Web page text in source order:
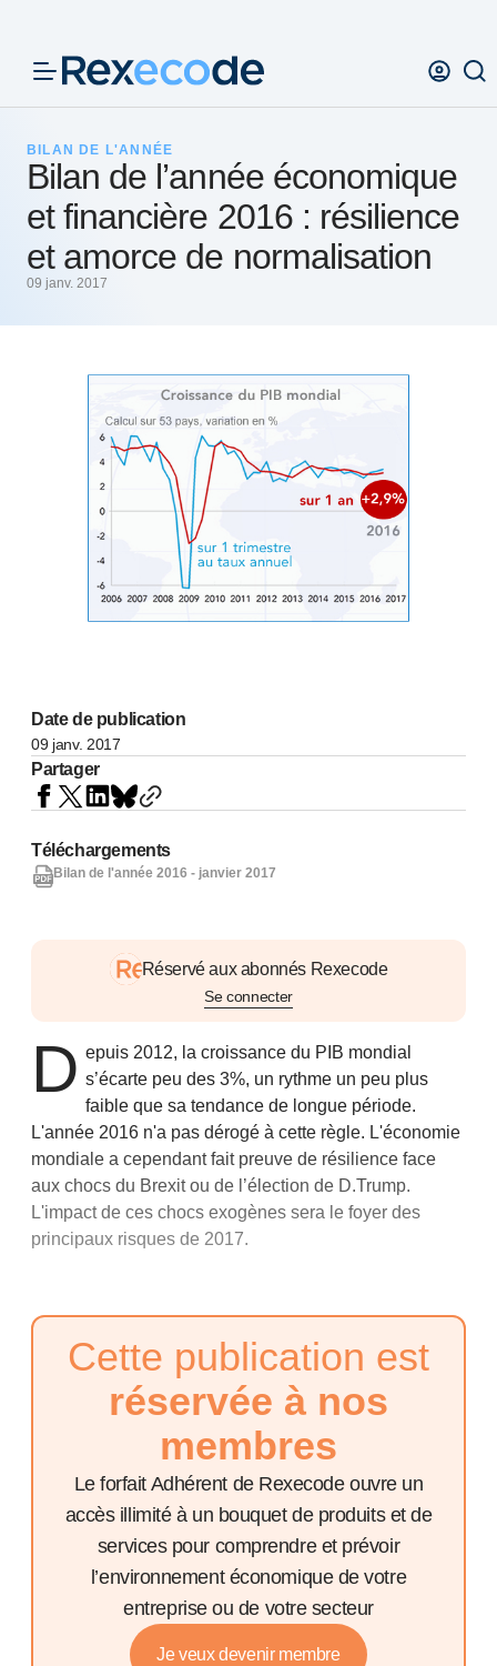
BILAN DE L'ANNÉE
Bilan de l’année économique
et financière 2016 : résilience
et amorce de normalisation
09 janv. 2017
Date de publication
09 janv. 2017
Partager
Réservé aux abonnés Rexecode
Se connecter
D epuis 2012, la croissance du PIB mondial
s’écarte peu des 3%, un rythme un peu plus
faible que sa tendance de longue période.
L'année 2016 n'a pas dérogé à cette règle. L'économie
mondiale a cependant fait preuve de résilience face
aux chocs du Brexit ou de l’élection de D.Trump.
L'impact de ces chocs exogènes sera le foyer des
principaux risques de 2017.
Cette publication est
réservée à nos
membres
Le forfait Adhérent de Rexecode ouvre un
accès illimité à un bouquet de produits et de
services pour comprendre et prévoir
l’environnement économique de votre
entreprise ou de votre secteur
Je veux devenir membre
Téléchargements
Bilan de l'année 2016 - janvier 2017